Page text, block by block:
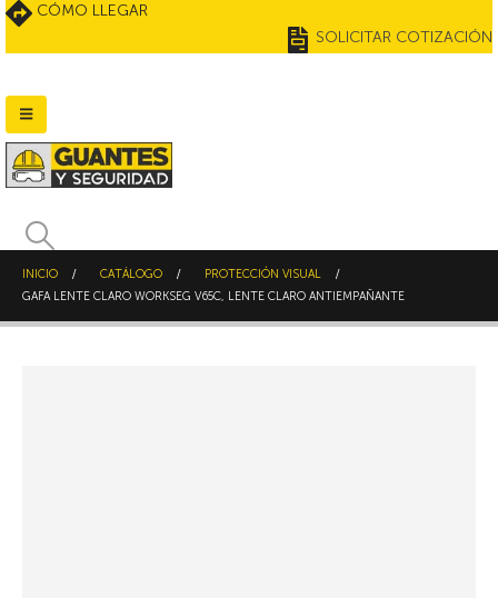
CÓMO LLEGAR
SOLICITAR COTIZACIÓN
INICIO CATÁLOGO
PROTECCIÓN VISUAL
GAFA LENTE CLARO WORKSEG V65C, LENTE CLARO ANTIEMPAÑANTE